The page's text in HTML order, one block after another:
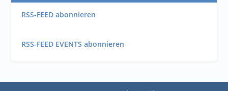
RSS-FEED abonnieren
RSS-FEED EVENTS abonnieren